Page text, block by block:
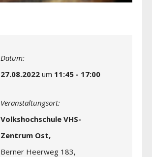
Datum:
27.08.2022 um 11:45 - 17:00
Veranstaltungsort:
Volkshochschule VHS-
Zentrum Ost,
Berner Heerweg 183,